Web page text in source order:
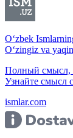
O‘zbek
O‘zingiz va
Полный смысл,
Узнайте смысл
ismlar.com